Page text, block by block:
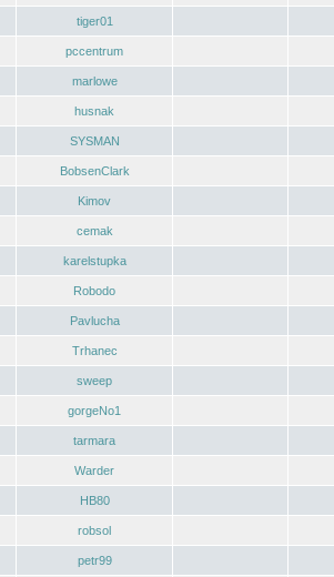
tiger01
pccentrum
marlowe
husnak
SYSMAN
BobsenClark
Kimov
cemak
karelstupka
Robodo
Pavlucha
Trhanec
sweep
gorgeNo1
tarmara
Warder
HB80
robsol
petr99